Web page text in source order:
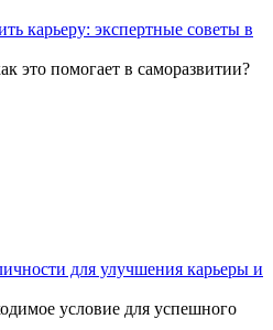
карьеру: экспертные советы в
это помогает в саморазвитии?
для улучшения карьеры и
условие для успешного